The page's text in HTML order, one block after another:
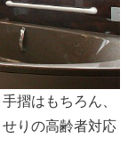
摺はもちろん、
りの高齢者対応